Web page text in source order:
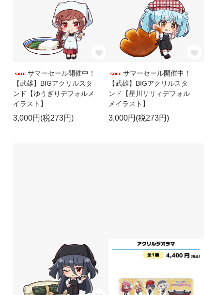
サマーセール開催中！
【武雄】BIGアクリルスタ
ンド【ゆうぎりデフォルメ
イラスト】
3,000円(税273円)
サマーセール開催中！
【武雄】BIGアクリルスタ
ンド【星川リリィデフォル
メイラスト】
3,000円(税273円)